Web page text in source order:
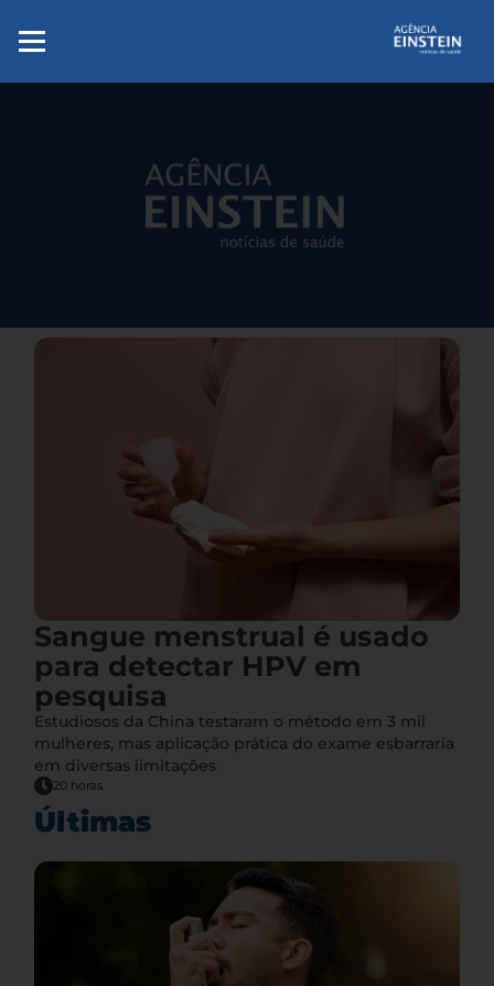
Sangue menstrual é usado
para detectar HPV em
pesquisa
Estudiosos da China testaram o método em 3 mil
mulheres, mas aplicação prática do exame esbarraria
em diversas limitações
20 horas
Últimas